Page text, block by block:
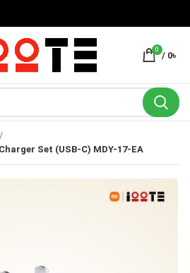
0
/ 0৳
Set (USB-C) MDY-17-EA